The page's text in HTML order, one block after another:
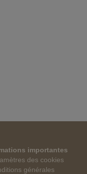
importantes
des cookies
générales